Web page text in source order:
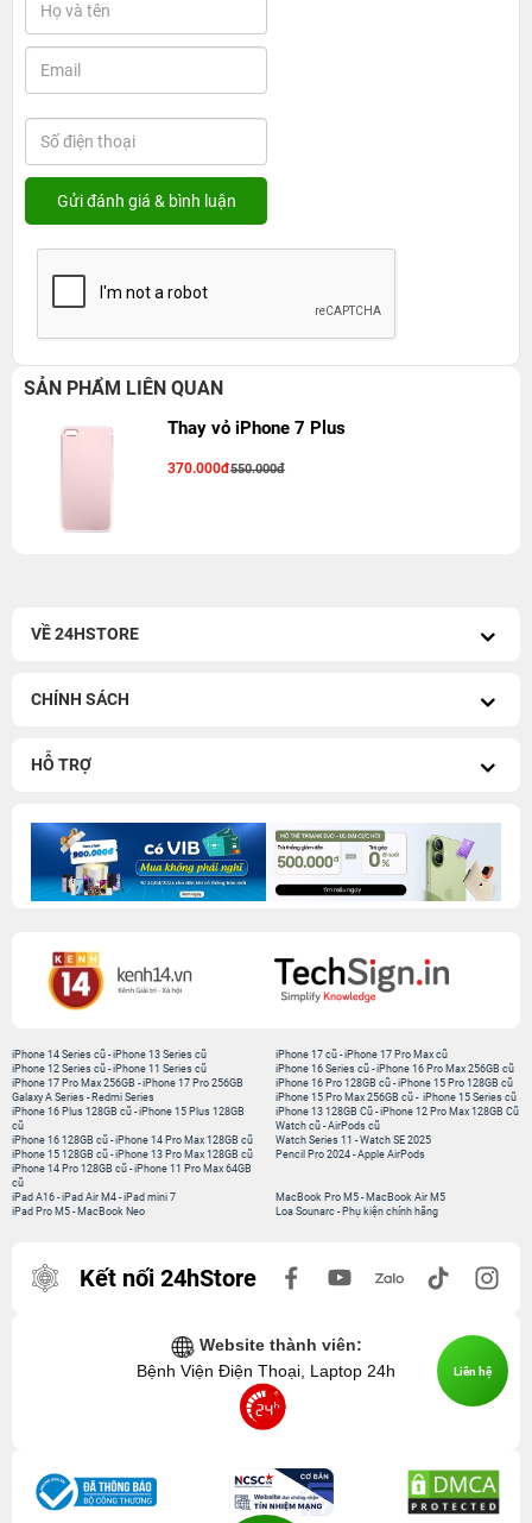
SẢN PHẨM LIÊN QUAN
Thay vỏ iPhone 7 Plus
370.000đ550.000đ
VỀ 24HSTORE
CHÍNH SÁCH
HỖ TRỢ
iPhone 14 Series cũ -iPhone 13 Series cũ
iPhone 12 Series cũ -iPhone 11 Series cũ
iPhone 17 Pro Max 256GB -iPhone 17 Pro 256GB
Galaxy A Series - Redmi Series
iPhone 17 cũ-iPhone 17 Pro Max cũ
iPhone 16 Series cũ- iPhone 16 Pro Max 256GB cũ
iPhone 16 Pro 128GB cũ-iPhone 15 Pro 128GB cũ
iPhone 15 Pro Max 256GB cũ- iPhone 15 Series cũ
iPhone 16 Plus 128GB cũ -iPhone 15 Plus 128GB
cũ
iPhone 16 128GB cũ -iPhone 14 Pro Max 128GB cũ
iPhone 15 128GB cũ -iPhone 13 Pro Max 128GB cũ
iPhone 14 Pro 128GB cũ -iPhone 11 Pro Max 64GB
cũ
iPhone 13 128GB Cũ-iPhone 12 Pro Max 128GB Cũ
Watch cũ-AirPods cũ
Watch Series 11 -Watch SE 2025
Pencil Pro 2024-Apple AirPods
iPad A16 -iPad Air M4 -iPad mini 7
iPad Pro M5 - MacBook Neo
MacBook Pro M5- MacBook Air M5
Loa Sounarc- Phụ kiện chính hãng
Kết nối 24hStore
Website thành viên:
Bệnh Viện Điện Thoại, Laptop 24h
Liên hệ